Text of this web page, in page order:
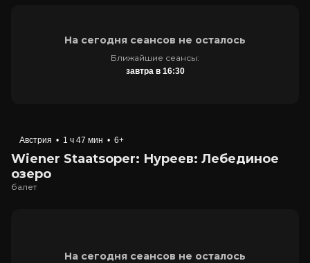
На сегодня сеансов не осталось
Ближайшие сеансы:
завтра в 16:30
Австрия • 1 ч 47 мин • 6+
Wiener Staatsoper: Нуреев: Лебединое
озеро
балет
На сегодня сеансов не осталось